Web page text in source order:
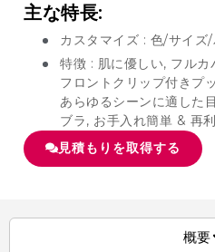
主な特長:
カスタマイズ : 色/サイズ
特徴 : 肌に優しい, フル
フロントクリップ付きプ
あらゆるシーンに適した
ブラ, お手入れ簡単 & 再
見積もりを取得する
概要